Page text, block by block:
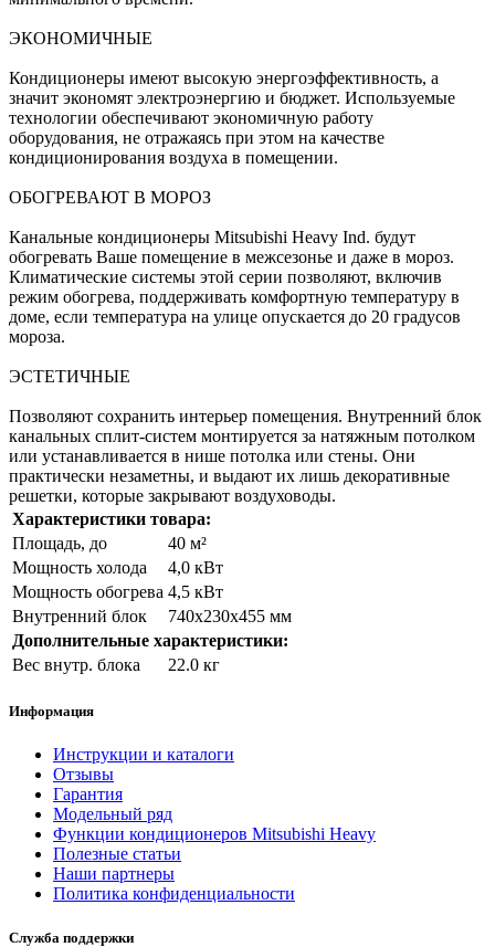
ЭКОНОМИЧНЫЕ
Кондиционеры имеют высокую энергоэффективность, а
значит экономят электроэнергию и бюджет. Используемые
технологии обеспечивают экономичную работу
оборудования, не отражаясь при этом на качестве
кондиционирования воздуха в помещении.
ОБОГРЕВАЮТ В МОРОЗ
Канальные кондиционеры Mitsubishi Heavy Ind. будут
обогревать Ваше помещение в межсезонье и даже в мороз.
Климатические системы этой серии позволяют, включив
режим обогрева, поддерживать комфортную температуру в
доме, если температура на улице опускается до 20 градусов
мороза.
ЭСТЕТИЧНЫЕ
Позволяют сохранить интерьер помещения. Внутренний блок
канальных сплит-систем монтируется за натяжным потолком
или устанавливается в нише потолка или стены. Они
практически незаметны, и выдают их лишь декоративные
решетки, которые закрывают воздуховоды.
Характеристики товара:
Площадь, до
40 м²
Мощность холода
4,0 кВт
Мощность обогрева 4,5 кВт
Внутренний блок
740x230x455 мм
Дополнительные характеристики:
Вес внутр. блока
22.0 кг
Информация
Инструкции и каталоги
Отзывы
Гарантия
Модельный ряд
Функции кондиционеров Mitsubishi Heavy
Полезные статьи
Наши партнеры
Политика конфиденциальности
Служба поддержки